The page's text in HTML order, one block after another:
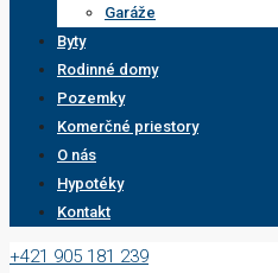
Garáže
Byty
Rodinné domy
Pozemky
Komerčné priestory
O nás
Hypotéky
Kontakt
+421 905 181 239